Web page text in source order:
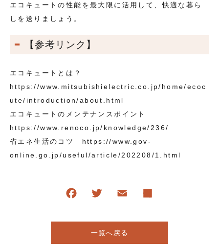
エコキュートの性能を最大限に活用して、快適な暮ら
しを送りましょう。
【参考リンク】
エコキュートとは？
https://www.mitsubishielectric.co.jp/home/ecoc
ute/introduction/about.html
エコキュートのメンテナンスポイント
https://www.renoco.jp/knowledge/236/
省エネ生活のコツ https://www.gov-
online.go.jp/useful/article/202208/1.html
一覧へ戻る